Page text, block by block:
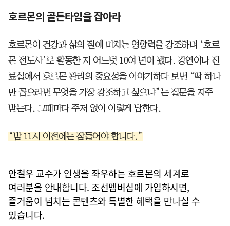
호르몬의 골든타임을 잡아라
호르몬이 건강과 삶의 질에 미치는 영향력을 강조하며 ‘호르
몬 전도사’로 활동한 지 어느덧 10여 년이 됐다. 강연이나 진
료실에서 호르몬 관리의 중요성을 이야기하다 보면 “딱 하나
만 꼽으라면 무엇을 가장 강조하고 싶으냐”는 질문을 자주
받는다. 그때마다 주저 없이 이렇게 답한다.
“밤 11시 이전에는 잠들어야 합니다.”
안철우 교수가 인생을 좌우하는 호르몬의 세계로
여러분을 안내합니다. 조선멤버십에 가입하시면,
즐거움이 넘치는 콘텐츠와 특별한 혜택을 만나실 수
있습니다.